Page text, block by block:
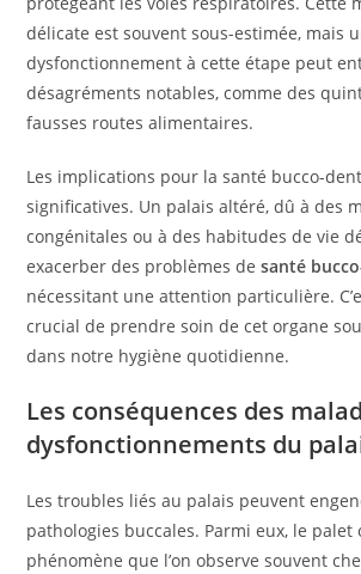
délicate est souvent sous-estimée, mais
dysfonctionnement à cette étape peut
désagréments notables, comme des
fausses routes alimentaires.
Les implications pour la santé bucco-
significatives. Un palais altéré, dû à des
congénitales ou à des habitudes de vie
exacerber des problèmes desanté
nécessitant une attention particulière.
crucial de prendre soin de cet organe
dans notre hygiène quotidienne.
Les conséquences des
dysfonctionnements du
Les troubles liés au palais peuvent
pathologies buccales. Parmi eux, le palet
phénomène que l’on observe souvent